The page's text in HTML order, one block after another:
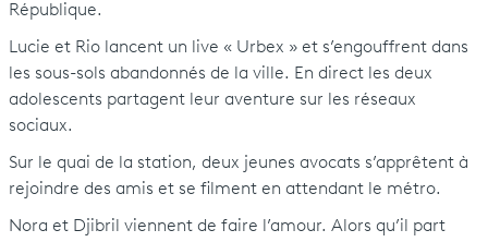
République.
Lucie et Rio lancent un live « Urbex » et s’engouffrent dans
les sous-sols abandonnés de la ville. En direct les deux
adolescents partagent leur aventure sur les réseaux
sociaux.
Sur le quai de la station, deux jeunes avocats s’apprêtent à
rejoindre des amis et se filment en attendant le métro.
Nora et Djibril viennent de faire l’amour. Alors qu’il part